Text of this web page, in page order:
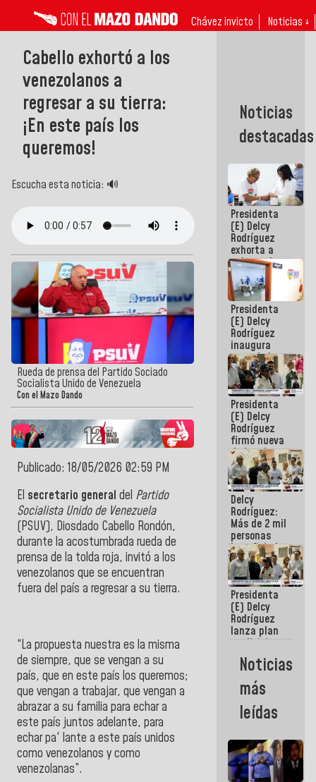
Chávez invicto Noticias ↓
Cabello exhortó a los
venezolanos a
regresar a su tierra:
¡En este país los
queremos!
Escucha esta noticia: 🔊
Rueda de prensa del Partido Sociado
Socialista Unido de Venezuela
Con el Mazo Dando
Publicado: 18/05/2026 02:59 PM
El secretario general del Partido
Socialista Unido de Venezuela
(PSUV), Diosdado Cabello Rondón,
durante la acostumbrada rueda de
prensa de la tolda roja, invitó a los
venezolanos que se encuentran
fuera del país a regresar a su tierra.
“La propuesta nuestra es la misma
de siempre, que se vengan a su
país, que en este país los queremos;
que vengan a trabajar, que vengan a
abrazar a su familia para echar a
este país juntos adelante, para
echar pa' lante a este país unidos
como venezolanos y como
venezolanas”.
Noticias
destacadas
Presidenta
(E) Delcy
Rodríguez
exhorta a
gobernadores
y alcaldes a
edificar
casas para
abuelos
Presidenta
(E) Delcy
Rodríguez
inaugura
casa de los
Abuelos
Primavera
en Caracas
Presidenta
(E) Delcy
Rodríguez
firmó nueva
de Ley de
Arrendamiento
aprobada
por la AN
Delcy
Rodríguez:
Más de 2 mil
personas
beneficiadas
con planes
para
atención de
emergencia
sísmica en
la última
semana
Presidenta
(E) Delcy
Rodríguez
lanza plan
crediticio
con subsidio
a Juntas de
Condominio
Noticias
más
leídas